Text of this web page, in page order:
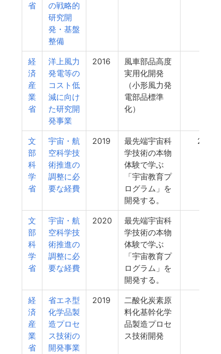
省
の戦略的
研究開
発・基盤
整備
経
済
産
業
省
洋上風力
発電等の
コスト低
減に向け
た研究開
発事業
2016
風車部品高度
実用化開発
（小形風力発
電部品標準
化）
文
部
科
学
省
宇宙・航
空科学技
術推進の
調整に必
要な経費
2019
最先端宇宙科
学技術の本物
体験で学ぶ
「宇宙教育プ
ログラム」を
開発する。
20
文
部
科
学
省
宇宙・航
空科学技
術推進の
調整に必
要な経費
2020
最先端宇宙科
学技術の本物
体験で学ぶ
「宇宙教育プ
ログラム」を
開発する。
経
済
産
業
省
省エネ型
化学品製
造プロセ
ス技術の
開発事業
2019
二酸化炭素原
料化基幹化学
品製造プロセ
ス技術開発